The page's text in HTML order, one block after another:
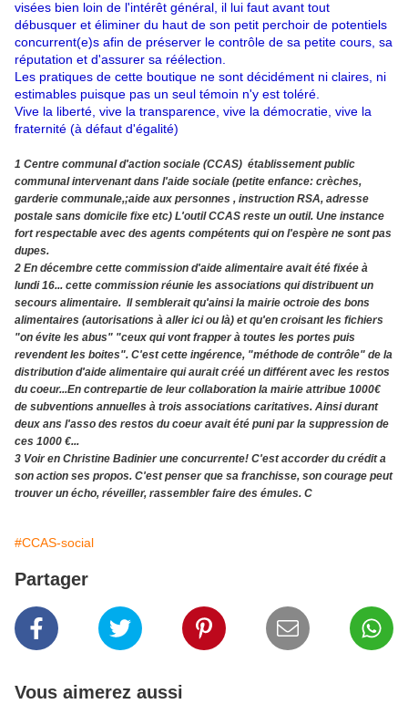
visées bien loin de l'intérêt général, il lui faut avant tout
débusquer et éliminer du haut de son petit perchoir de potentiels
concurrent(e)s afin de préserver le contrôle de sa petite cours, sa
réputation et d'assurer sa réélection.
Les pratiques de cette boutique ne sont décidément ni claires, ni
estimables puisque pas un seul témoin n'y est toléré.
Vive la liberté, vive la transparence, vive la démocratie, vive la
fraternité (à défaut d'égalité)
1 Centre communal d'action sociale (CCAS) établissement public
communal intervenant dans l'aide sociale (petite enfance: crèches,
garderie communale,;aide aux personnes , instruction RSA, adresse
postale sans domicile fixe etc) L'outil CCAS reste un outil. Une instance
fort respectable avec des agents compétents qui on l'espère ne sont pas
dupes.
2 En décembre cette commission d'aide alimentaire avait été fixée à
lundi 16... cette commission réunie les associations qui distribuent un
secours alimentaire. Il semblerait qu'ainsi la mairie octroie des bons
alimentaires (autorisations à aller ici ou là) et qu'en croisant les fichiers
"on évite les abus" "ceux qui vont frapper à toutes les portes puis
revendent les boites". C'est cette ingérence, "méthode de contrôle" de la
distribution d'aide alimentaire qui aurait créé un différent avec les restos
du coeur...En contrepartie de leur collaboration la mairie attribue 1000€
de subventions annuelles à trois associations caritatives. Ainsi durant
deux ans l'asso des restos du coeur avait été puni par la suppression de
ces 1000 €...
3 Voir en Christine Badinier une concurrente! C'est accorder du crédit a
son action ses propos. C'est penser que sa franchisse, son courage peut
trouver un écho, réveiller, rassembler faire des émules. C
#CCAS-social
Partager
Vous aimerez aussi